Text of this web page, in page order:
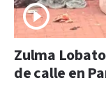
Zulma
de calle en